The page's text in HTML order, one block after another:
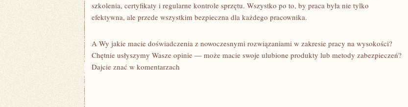
szkolenia, certyfikaty i regularne kontrole sprzętu. Wszystko po to, by praca była nie tylko
efektywna, ale przede wszystkim bezpieczna dla każdego pracownika.
A Wy jakie macie doświadczenia z nowoczesnymi rozwiązaniami w zakresie pracy na wysokości?
Chętnie usłyszymy Wasze opinie — może macie swoje ulubione produkty lub metody zabezpieczeń?
Dajcie znać w komentarzach